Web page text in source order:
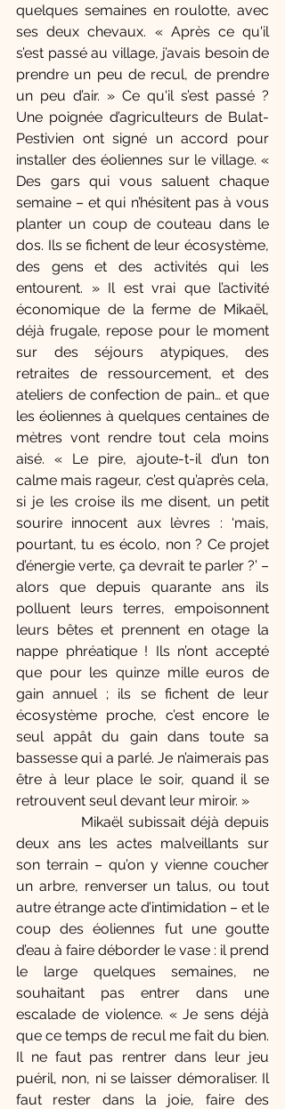
quelques semaines en roulotte, avec
ses deux chevaux. « Après ce qu'il
s’est passé au village, j’avais besoin de
prendre un peu de recul, de prendre
un peu d’air. » Ce qu'il s’est passé ?
Une poignée d’agriculteurs de Bulat-
Pestivien ont signé un accord pour
installer des éoliennes sur le village. «
Des gars qui vous saluent chaque
semaine – et qui n’hésitent pas à vous
planter un coup de couteau dans le
dos. Ils se fichent de leur écosystème,
des gens et des activités qui les
entourent. » Il est vrai que l’activité
économique de la ferme de Mikaël,
déjà frugale, repose pour le moment
sur des séjours atypiques, des
retraites de ressourcement, et des
ateliers de confection de pain… et que
les éoliennes à quelques centaines de
mètres vont rendre tout cela moins
aisé. « Le pire, ajoute-t-il d’un ton
calme mais rageur, c’est qu’après cela,
si je les croise ils me disent, un petit
sourire innocent aux lèvres : ‘mais,
pourtant, tu es écolo, non ? Ce projet
d’énergie verte, ça devrait te parler ?’ –
alors que depuis quarante ans ils
polluent leurs terres, empoisonnent
leurs bêtes et prennent en otage la
nappe phréatique ! Ils n’ont accepté
que pour les quinze mille euros de
gain annuel ; ils se fichent de leur
écosystème proche, c’est encore le
seul appât du gain dans toute sa
bassesse qui a parlé. Je n’aimerais pas
être à leur place le soir, quand il se
retrouvent seul devant leur miroir. »
deux ans les actes malveillants sur
son terrain – qu’on y vienne coucher
un arbre, renverser un talus, ou tout
autre étrange acte d’intimidation – et le
coup des éoliennes fut une goutte
d’eau à faire déborder le vase : il prend
le large quelques semaines, ne
souhaitant pas entrer dans une
escalade de violence. « Je sens déjà
que ce temps de recul me fait du bien.
Il ne faut pas rentrer dans leur jeu
puéril, non, ni se laisser démoraliser. Il
faut rester dans la joie, faire des